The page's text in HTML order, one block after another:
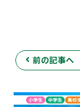
前の記事へ